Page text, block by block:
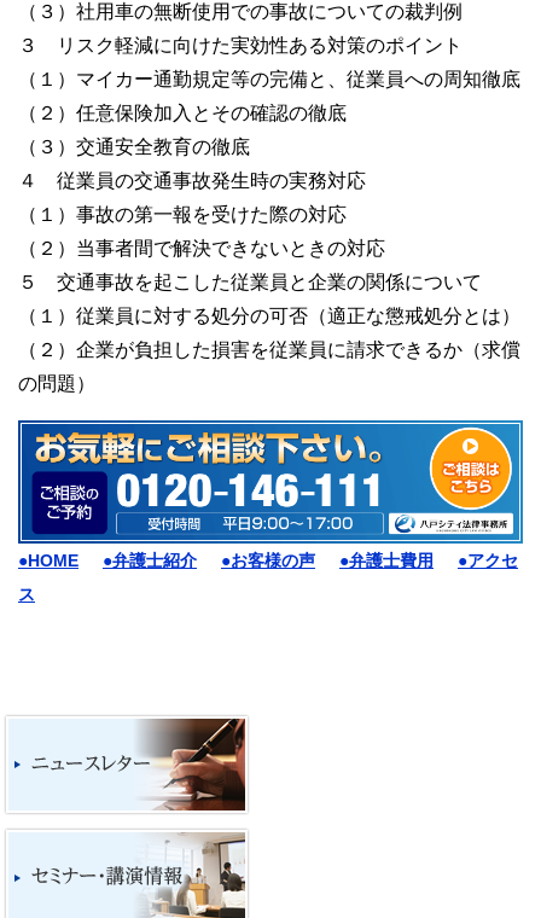
（３）社用車の無断使用での事故についての裁判例
３ リスク軽減に向けた実効性ある対策のポイント
（１）マイカー通勤規定等の完備と、従業員への周知徹底
（２）任意保険加入とその確認の徹底
（３）交通安全教育の徹底
４ 従業員の交通事故発生時の実務対応
（１）事故の第一報を受けた際の対応
（２）当事者間で解決できないときの対応
５ 交通事故を起こした従業員と企業の関係について
（１）従業員に対する処分の可否（適正な懲戒処分とは）
（２）企業が負担した損害を従業員に請求できるか（求償
の問題）
●HOME ●弁護士紹介 ●お客様の声 ●弁護士費用
●アクセ
ス